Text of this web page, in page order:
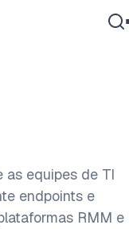
as equipes de TI
endpoints e
RMM e